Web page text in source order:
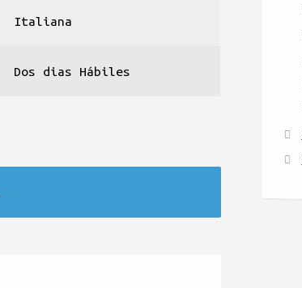
Italiana
Dos dias Hábiles